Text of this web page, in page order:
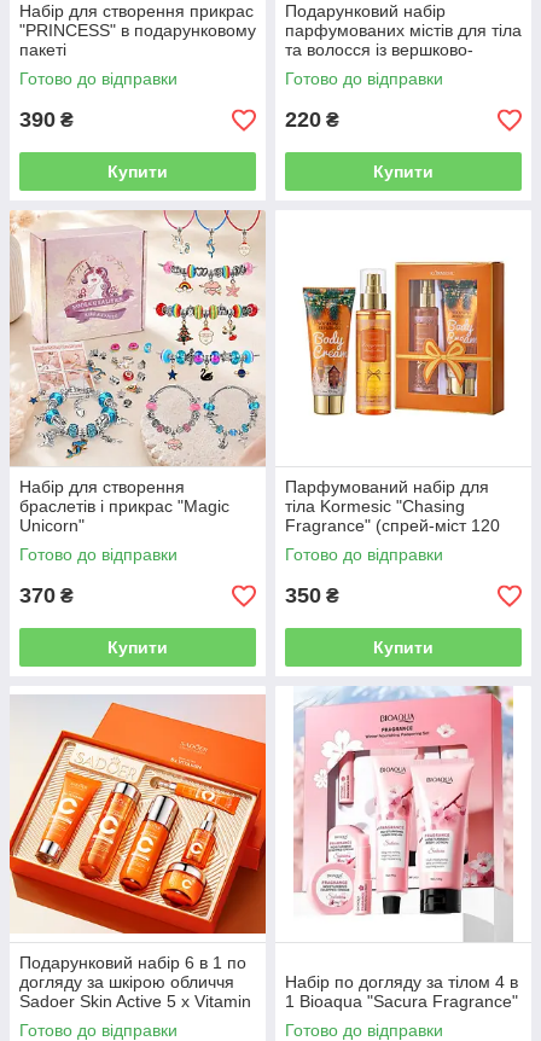
Набір для створення прикрас
"PRINCESS" в подарунковому
пакеті
Готово до відправки
390 ₴
Купити
Подарунковий набір
парфумованих містів для тіла
та волосся із вершково-
десертними ароматами
Queena Kitty, 5 × 10 мл
Готово до відправки
220 ₴
Купити
Набір для створення
браслетів і прикрас "Magic
Unicorn"
Готово до відправки
370 ₴
Купити
Парфумований набір для
тіла Kormesic "Chasing
Fragrance" (спрей-міст 120
мл і лосьйон 100 г.)
Готово до відправки
350 ₴
Купити
Подарунковий набір 6 в 1 по
догляду за шкірою обличчя
Sadoer Skin Active 5 x Vitamin
Готово до відправки
Набір по догляду за тілом 4 в
1 Bioaqua "Sacura Fragrance"
Готово до відправки